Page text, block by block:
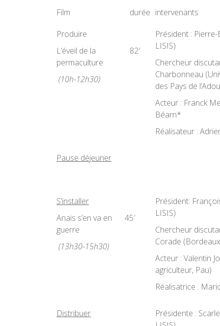
Film durée intervenants
Produire
L’éveil de la
permaculture
(10h-12h30)
82′
Président :
LISIS)
Chercheur
Charbonneau
des Pays de
Acteur : Franck
Béarn*
Réalisateur :
Pause déjeuner
S’installer
Anaïs s’en va en
guerre
(13h30-15h30)
45′
Président:
LISIS)
Chercheur
Corade
Acteur : Valentin
agriculteur, Pau)
Réalisatrice :
Distribuer
Présidente :